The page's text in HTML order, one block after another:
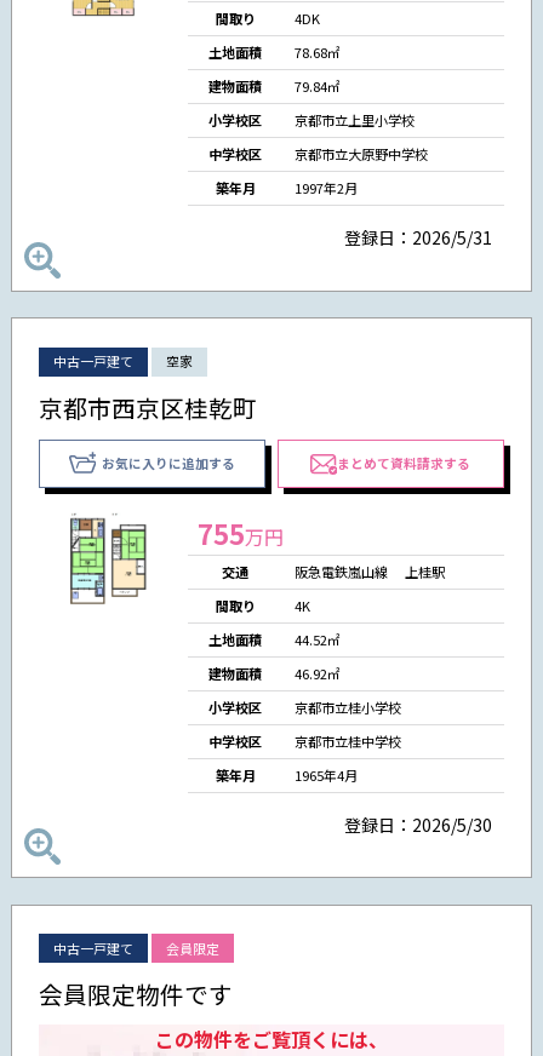
間取り
4DK
土地面積
78.68㎡
建物面積
79.84㎡
小学校区
京都市立上里小学校
中学校区
京都市立大原野中学校
築年月
1997年2月
登録日：2026/5/31
中古一戸建て 空家
京都市西京区桂乾町
お気に入りに追加する まとめて資料請求する
755万円
交通
阪急電鉄嵐山線 上桂駅
間取り
4K
土地面積
44.52㎡
建物面積
46.92㎡
小学校区
京都市立桂小学校
中学校区
京都市立桂中学校
築年月
1965年4月
登録日：2026/5/30
中古一戸建て 会員限定
会員限定物件です
この物件をご覧頂くには、